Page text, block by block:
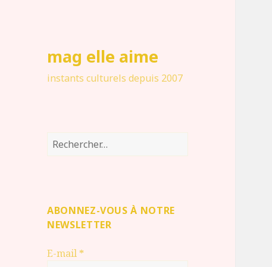
mag elle aime
instants culturels depuis 2007
Rechercher :
ABONNEZ-VOUS À NOTRE
NEWSLETTER
E-mail *